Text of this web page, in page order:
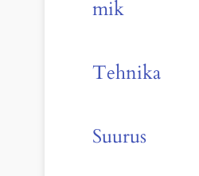
mik
Tehnika
Suurus